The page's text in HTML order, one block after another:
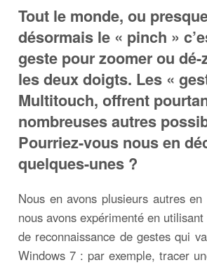
Tout le monde, ou
désormais le « pinch »
geste pour zoomer ou
les deux doigts. Les «
Multitouch, offrent
nombreuses autres
Pourriez-vous nous en
quelques-unes ?
Nous en avons plusieurs autres
nous avons expérimenté en
de reconnaissance de gestes qui
Windows 7 : par exemple, tracer